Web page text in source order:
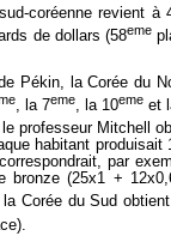
coréenne revient à
de dollars (58eme
Pékin, la Corée du
, la 7eme , la 10eme et
professeur Mitchell
habitant produisait
par
bronze (25x1 +
la Corée du Sud